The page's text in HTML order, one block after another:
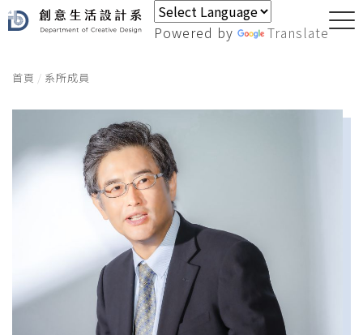
Powered by Translate
首頁 系所成員